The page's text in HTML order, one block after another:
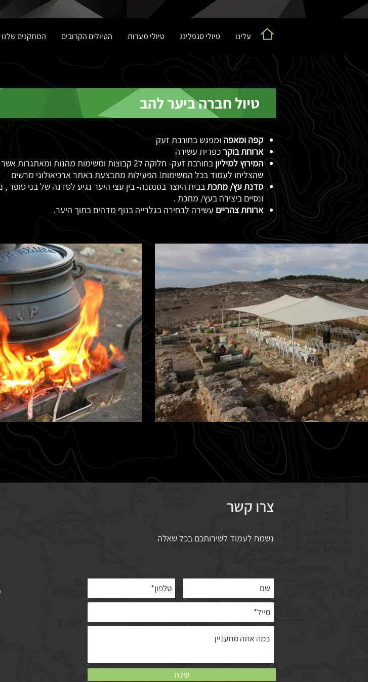
עלינו טיולי סנפלינג טיולי מערות הטיולים הקרובים המתקנים שלנו
טיול חברה ביער להב
קפה ומאפה ומפגש בחורבת זעק
ארוחת בוקרכפרית עשירה
המירוץ למיליון
בחורבת זעק- חלוקה ל2 קבוצות ומשימות
שהצליחו לעמוד בכל המשימות! הפעילות מתבצעת באתר ארכיאולוגי מרשים
סדנת עץ/ מתכתבבית היוצר בסנסנה- בין עצי היער נגיע לסדנה של בני סופר
ונסיים ביצירה בעץ/ מתכת .
ארוחת צהריים עשירה לבחירה בגלרייה בנוף מדהים בתוך היער.
צרו קשר
נשמח לעמוד לשירותכם בכל שאלה
שלח